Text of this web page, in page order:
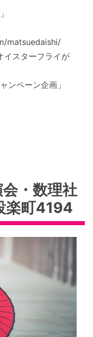
matsuedaishi/
イスターフライが
ンペーン企画」
・数理社
楽町4194